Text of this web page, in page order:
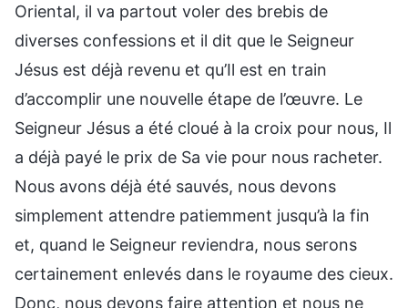
Oriental, il va partout voler des brebis de
diverses confessions et il dit que le Seigneur
Jésus est déjà revenu et qu’Il est en train
d’accomplir une nouvelle étape de l’œuvre. Le
Seigneur Jésus a été cloué à la croix pour nous, Il
a déjà payé le prix de Sa vie pour nous racheter.
Nous avons déjà été sauvés, nous devons
simplement attendre patiemment jusqu’à la fin
et, quand le Seigneur reviendra, nous serons
certainement enlevés dans le royaume des cieux.
Donc, nous devons faire attention et nous ne